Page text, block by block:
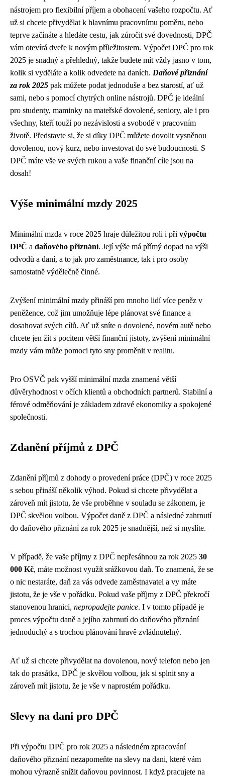
nástrojem pro flexibilní příjem a obohacení vašeho rozpočtu. Ať
už si chcete přivydělat k hlavnímu pracovnímu poměru, nebo
teprve začínáte a hledáte cestu, jak zúročit své dovednosti, DPČ
vám otevírá dveře k novým příležitostem. Výpočet DPČ pro rok
2025 je snadný a přehledný, takže budete mít vždy jasno v tom,
kolik si vyděláte a kolik odvedete na daních. Daňové přiznání
za rok 2025 pak můžete podat jednoduše a bez starostí, ať už
sami, nebo s pomocí chytrých online nástrojů. DPČ je ideální
pro studenty, maminky na mateřské dovolené, seniory, ale i pro
všechny, kteří touží po nezávislosti a svobodě v pracovním
životě. Představte si, že si díky DPČ můžete dovolit vysněnou
dovolenou, nový kurz, nebo investovat do své budoucnosti. S
DPČ máte vše ve svých rukou a vaše finanční cíle jsou na
dosah!
Výše minimální mzdy 2025
Minimální mzda v roce 2025 hraje důležitou roli i při výpočtu
DPČ a daňového přiznání. Její výše má přímý dopad na výši
odvodů a daní, a to jak pro zaměstnance, tak i pro osoby
samostatně výdělečně činné.
Zvýšení minimální mzdy přináší pro mnoho lidí více peněz v
peněžence, což jim umožňuje lépe plánovat své finance a
dosahovat svých cílů. Ať už sníte o dovolené, novém autě nebo
chcete jen žít s pocitem větší finanční jistoty, zvýšení minimální
mzdy vám může pomoci tyto sny proměnit v realitu.
Pro OSVČ pak vyšší minimální mzda znamená větší
důvěryhodnost v očích klientů a obchodních partnerů. Stabilní a
férové ​​odměňování je základem zdravé ekonomiky a spokojené
společnosti.
Zdanění příjmů z DPČ
Zdanění příjmů z dohody o provedení práce (DPČ) v roce 2025
s sebou přináší několik výhod. Pokud si chcete přivydělat a
zároveň mít jistotu, že vše proběhne v souladu se zákonem, je
DPČ skvělou volbou. Výpočet daně z DPČ a následné zahrnutí
do daňového přiznání za rok 2025 je snadnější, než si myslíte.
V případě, že vaše příjmy z DPČ nepřesáhnou za rok 2025 30
000 Kč, máte možnost využít srážkovou daň. To znamená, že se
o nic nestaráte, daň za vás odvede zaměstnavatel a vy máte
jistotu, že je vše v pořádku. Pokud vaše příjmy z DPČ překročí
stanovenou hranici, nepropadejte panice. I v tomto případě je
proces výpočtu daně a jejího zahrnutí do daňového přiznání
jednoduchý a s trochou plánování hravě zvládnutelný.
Ať už si chcete přivydělat na dovolenou, nový telefon nebo jen
tak do prasátka, DPČ je skvělou volbou, jak si splnit sny a
zároveň mít jistotu, že je vše v naprostém pořádku.
Slevy na dani pro DPČ
Při výpočtu DPČ pro rok 2025 a následném zpracování
daňového přiznání nezapomeňte na slevy na dani, které vám
mohou výrazně snížit daňovou povinnost. I když pracujete na